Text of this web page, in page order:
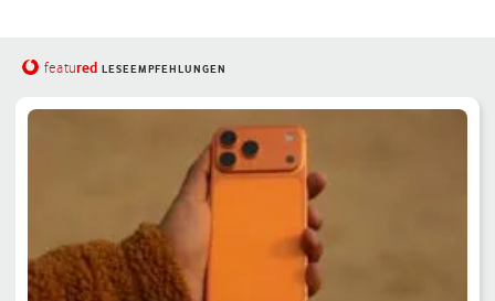
featured LESEEMPFEHLUNGEN